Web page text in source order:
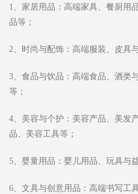
1、家居用品：高端家具、餐厨用
品等；
2、时尚与配饰：高端服装、皮具
3、食品与饮品：高端食品、酒类
等；
4、美容与个护：美容产品、美发
品、美容工具等；
5、婴童用品：婴儿用品、玩具与
6、文具与创意用品：高端书写工